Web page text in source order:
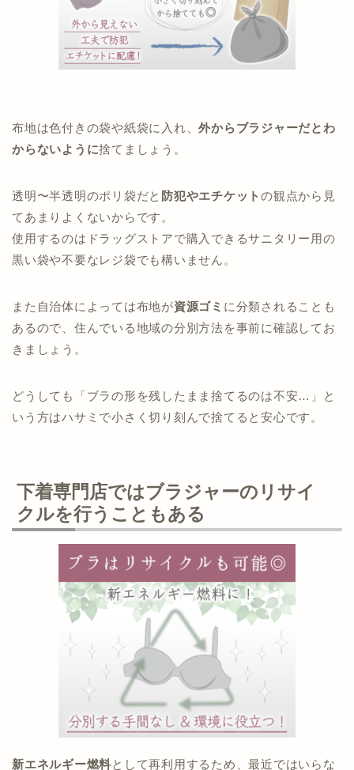
布地は色付きの袋や紙袋に入れ、外からブラジャーだとわ
からないように捨てましょう。
透明〜半透明のポリ袋だと 防犯やエチケットの観点から見
てあまりよくないからです。
使用するのはドラッグストアで購入できるサニタリー用の
黒い袋や不要なレジ袋でも構いません。
また自治体によっては布地が資源ゴミ に分類されることも
あるので、住んでいる地域の分別方法を事前に確認してお
きましょう。
どうしても「ブラの形を残したまま捨てるのは不安…」と
いう方はハサミで小さく切り刻んで捨てると安心です。
下着専門店ではブラジャーのリサイ
クルを行うこともある
新エネルギー燃料として再利用するため、最近ではいらな